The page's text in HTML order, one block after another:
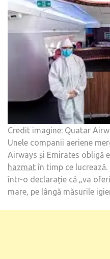
Credit imagine: Quatar
Unele companii aeriene
Airways și Emirates obligă
hazmat în timp ce
într-o declarație că „va
mare, pe lângă măsurile